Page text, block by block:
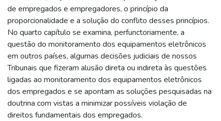
de empregados e empregadores, o princípio da
proporcionalidade e a solução do conflito desses princípios.
No quarto capítulo se examina, perfunctoriamente, a
questão do monitoramento dos equipamentos eletrônicos
em outros países, algumas decisões judiciais de nossos
Tribunais que fizeram alusão direta ou indireta às questões
ligadas ao monitoramento dos equipamentos eletrônicos
dos empregados e se apontam as soluções pesquisadas na
doutrina com vistas a minimizar possíveis violação de
direitos fundamentais dos empregados.